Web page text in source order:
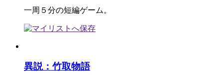
一周５分の短編ゲーム。
異説：竹取物語